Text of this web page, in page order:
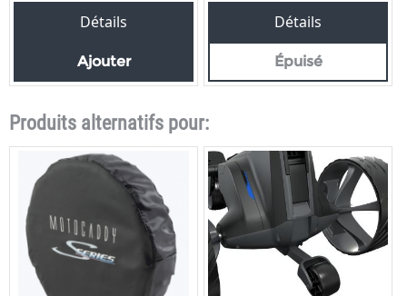
Détails
Ajouter
Détails
Épuisé
Produits alternatifs pour: